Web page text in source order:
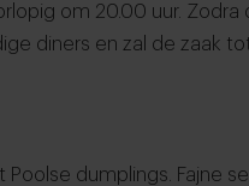
om 20.00 uur. Zodra
diners en zal de zaak
dumplings. Fajne